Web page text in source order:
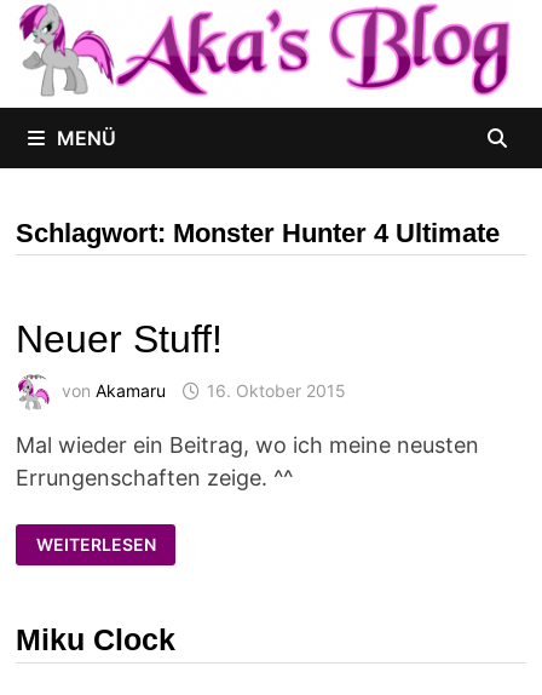
Zum
Inhalt
springen
MENÜ
Schlagwort: Monster Hunter 4 Ultimate
Neuer Stuff!
von Akamaru 16. Oktober 2015
Mal wieder ein Beitrag, wo ich meine neusten
Errungenschaften zeige. ^^
NEUER
STUFF!
WEITERLESEN
Miku Clock